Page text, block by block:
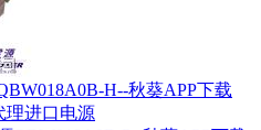
H--秋葵APP下载
理进口电源